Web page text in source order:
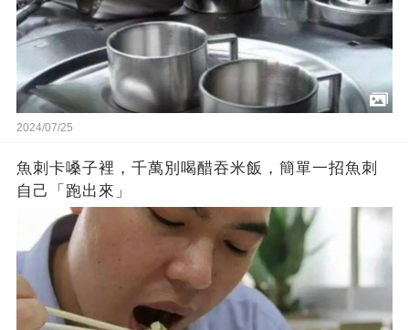
2024/07/25
魚刺卡嗓子裡，千萬別喝醋吞米飯，簡單一招魚刺
自己「跑出來」